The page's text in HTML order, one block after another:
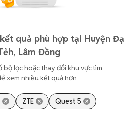
quả phù hợp tại Huyện Đạ
Lâm Đồng
bộ lọc hoặc thay đổi khu vực tìm
xem nhiều kết quả hơn
ZTE Quest 5